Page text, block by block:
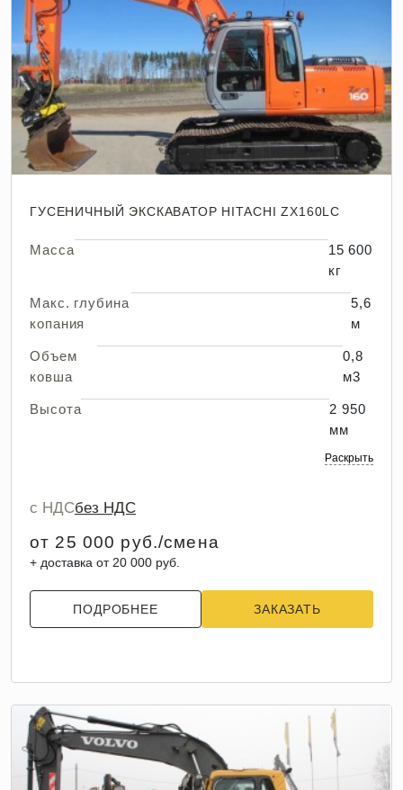
ГУСЕНИЧНЫЙ ЭКСКАВАТОР HITACHI ZX160LC
Масса
15 600
кг
Макс. глубина
копания
5,6
м
Объем
ковша
0,8
м3
Высота
2 950
мм
Раскрыть
с НДСбез НДС
от 25 000 руб./смена
+ доставка от 20 000 руб.
ПОДРОБНЕЕ ЗАКАЗАТЬ